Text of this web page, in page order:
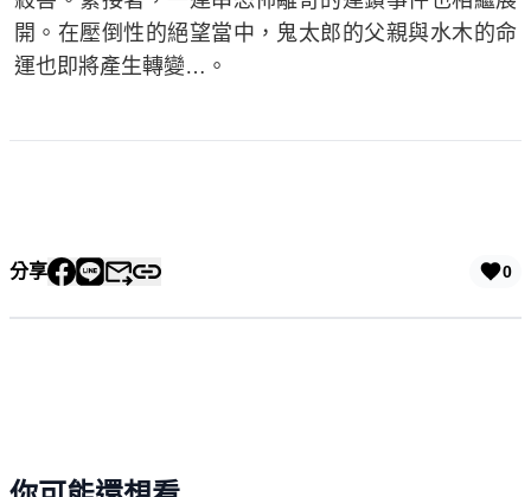
開。在壓倒性的絕望當中，鬼太郎的父親與水木的命
運也即將產生轉變…。
分享 0